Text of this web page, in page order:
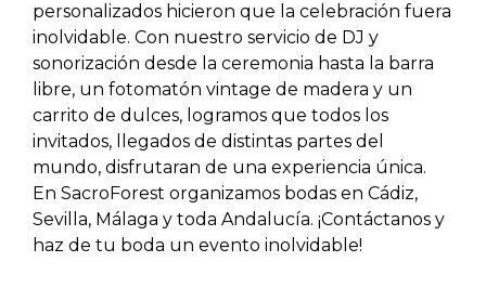
personalizados hicieron que la celebración fuera
inolvidable. Con nuestro servicio de DJ y
sonorización desde la ceremonia hasta la barra
libre, un fotomatón vintage de madera y un
carrito de dulces, logramos que todos los
invitados, llegados de distintas partes del
mundo, disfrutaran de una experiencia única.
En SacroForest organizamos bodas en Cádiz,
Sevilla, Málaga y toda Andalucía. ¡Contáctanos y
haz de tu boda un evento inolvidable!